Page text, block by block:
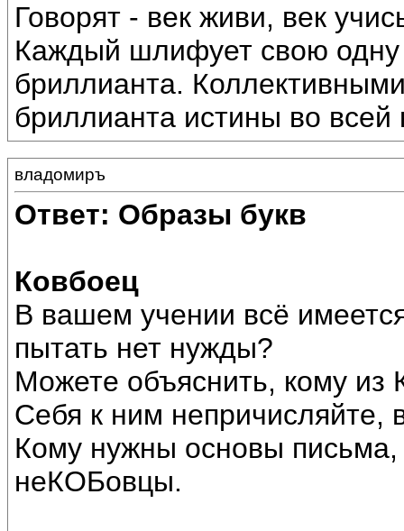
Говорят - век живи, век
Каждый шлифует свою одну
бриллианта.
бриллианта истины во всей
владомиръ
Ответ: Образы букв
Ковбоец
В вашем учении всё
пытать нет нужды?
Можете объяснить, кому из
Себя к ним непричисляйте,
Кому нужны основы
неКОБовцы.